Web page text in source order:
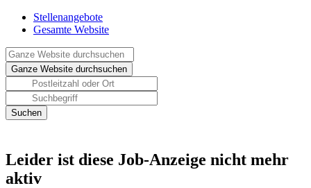
Stellenangebote
Gesamte Website
Leider ist diese Job-Anzeige nicht mehr
aktiv